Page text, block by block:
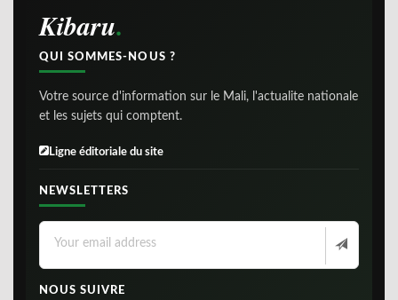
Kibaru
QUI SOMMES-NOUS ?
Votre source d'information sur le Mali, l'actualite nationale
et les sujets qui comptent.
Ligne éditoriale du site
NEWSLETTERS
NOUS SUIVRE